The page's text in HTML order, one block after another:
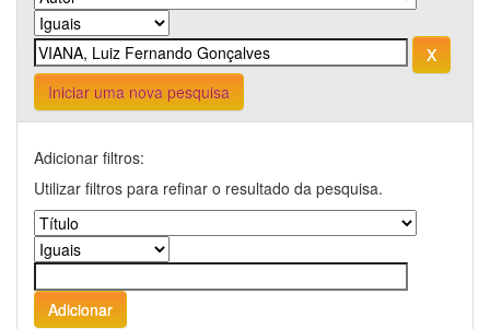
Iniciar uma nova pesquisa
Adicionar filtros:
Utilizar filtros para refinar o resultado da pesquisa.